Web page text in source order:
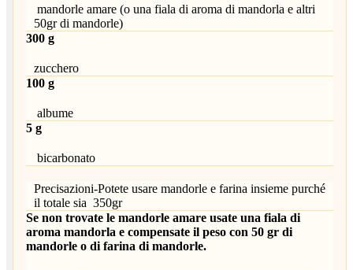
mandorle amare (o una fiala di aroma di mandorla e altri
50gr di mandorle)
300 g
zucchero
100 g
albume
5 g
bicarbonato
Precisazioni-Potete usare mandorle e farina insieme purché
il totale sia 350gr
Se non trovate le mandorle amare usate una fiala di
aroma mandorla e compensate il peso con 50 gr di
mandorle o di farina di mandorle.